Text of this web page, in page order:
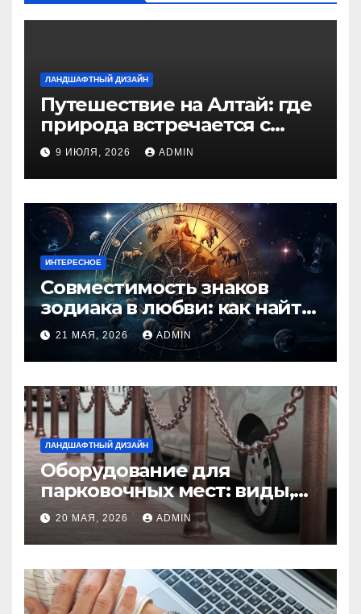
ЛАНДШАФТНЫЙ ДИЗАЙН
Путешествие на Алтай: где
природа встречается с
духом приключений
9 ИЮЛЯ, 2026 ADMIN
ИНТЕРЕСНОЕ
Совместимость знаков
зодиака в любви: как найти
идеальную пару и
избежать конфликтов
21 МАЯ, 2026 ADMIN
ЛАНДШАФТНЫЙ ДИЗАЙН
Оборудование для
парковочных мест: виды,
функции и нормы
установки
20 МАЯ, 2026 ADMIN